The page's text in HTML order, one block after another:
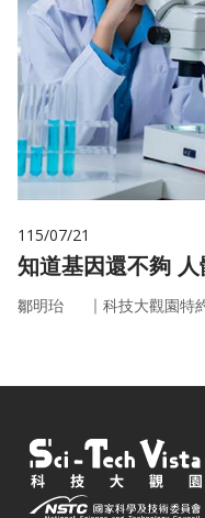
115/07/21
知
鄒明珆 ｜ 科技大觀園特